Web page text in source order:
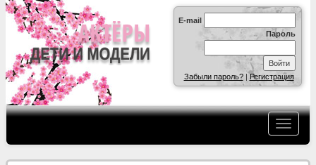
E-mail
Пароль
Забыли пароль?|Регистрация